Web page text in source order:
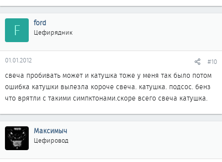
F ford
Цефирядник
01.01.2012 #10
свеча пробивать может и катушка тоже у меня так было потом
ошибка катушки вылезла короче свеча. катушка. подсос. бенз
что врятли с такими симпктонами.скоре всего свеча катушка.
Максимыч
Цефировод